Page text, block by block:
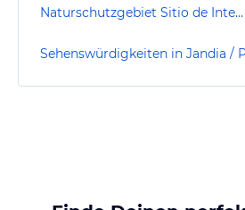
Naturschutzgebiet Sitio de Interés Científico Saladar del Matorral